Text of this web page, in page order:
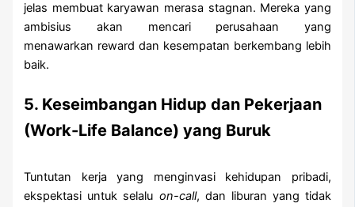
jelas membuat karyawan merasa stagnan. Mereka yang
ambisius akan mencari perusahaan yang
menawarkan reward dan kesempatan berkembang lebih
baik.
5. Keseimbangan Hidup dan Pekerjaan
(Work-Life Balance) yang Buruk
Tuntutan kerja yang menginvasi kehidupan pribadi,
ekspektasi untuk selalu on-call, dan liburan yang tidak